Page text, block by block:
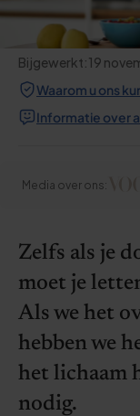
Bijgewerkt:19
Waarom u ons
Informatie over
Media over ons:
Zelfs als je
moet je
Als we het
hebben we
het lichaam
nodig.